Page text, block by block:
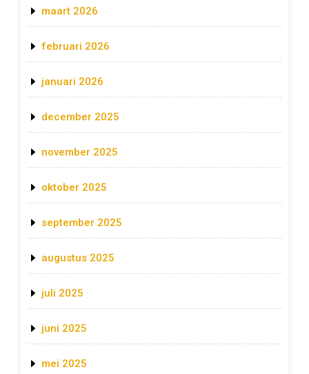
maart 2026
februari 2026
januari 2026
december 2025
november 2025
oktober 2025
september 2025
augustus 2025
juli 2025
juni 2025
mei 2025